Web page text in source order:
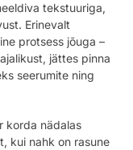
tekstuuriga,
Erinevalt
protsess jõuga –
jättes pinna
seerumite ning
korda nädalas
kui nahk on rasune